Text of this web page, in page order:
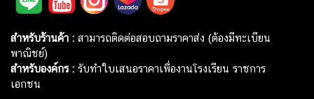
สำหรับร้านค้า : สามารถติดต่อสอบถามราคาส่ง (ต้องมีทะเบียน
พาณิชย์)
สำหรับองค์กร : รับทำใบเสนอราคาเพื่องานโรงเรียน ราชการ
เอกชน